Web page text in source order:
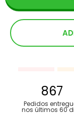
867
Pedidos
nos últimos 60